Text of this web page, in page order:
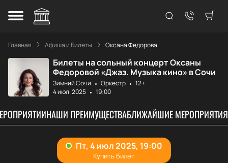
Главная Афиша и Билеты Оксана Федорова ...
Билеты на сольный концерт Оксаны
Федоровой «Джаз. Музыка кино» в Сочи
Зимний Сочи Оркестр
12+
4 июл. 2025
19:00
НАШИ ПРЕИМУЩЕСТВАБЛИЖАЙШИЕ МЕРОПРИЯТИЯ